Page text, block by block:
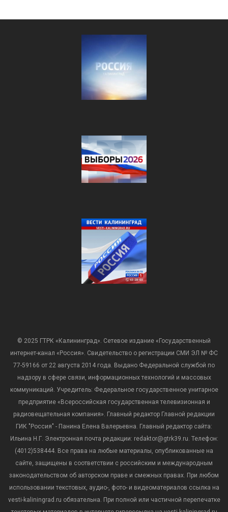
© 2025 ГТРК «Калининград». Сетевое издание «Государственный
интернет-канал «Россия». Свидетельство о регистрации СМИ ЭЛ № ФС
77-59166 от 22 августа 2014 года. Выдано Федеральной службой по
надзору в сфере связи, информационных технологий и массовых
коммуникаций. Учредитель: Федеральное государственное унитарное
предприятие «Всероссийская государственная телевизионная и
радиовещательная компания». Главный редактор Главной редакции
ГИК "Россия" - Панина Елена Валерьевна. Главный редактор сайта:
Ильина Н.Г. Электронная почта редакции: redaktor@gtrk39.ru. Телефон:
(4012)538444. Все права на любые материалы, опубликованные на
сайте, защищены в соответствии с российским и международным
законодательством об авторском праве и смежных правах. При любом
использовании текстовых, аудио-, фото- и видеоматериалов ссылка на
vesti-kaliningrad.ru обязательна. При полной или частичной перепечатке